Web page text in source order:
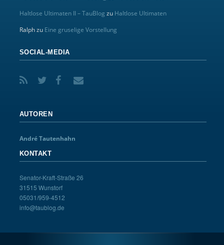
Haltlose Ultimaten II – TauBlog zu Haltlose Ultimaten
Ralphzu Eine gruselige Vorstellung
SOCIAL-MEDIA
AUTOREN
André Tautenhahn
KONTAKT
Senator-Kraft-Straße 26
31515 Wunstorf
05031/959-4512
info@taublog.de